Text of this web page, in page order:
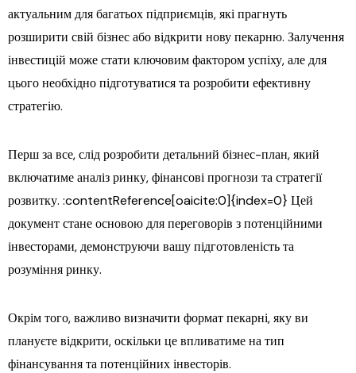
актуальним для багатьох підприємців, які прагнуть
розширити свій бізнес або відкрити нову пекарню. Залучення
інвестицій може стати ключовим фактором успіху, але для
цього необхідно підготуватися та розробити ефективну
стратегію.
Перш за все, слід розробити детальний бізнес-план, який
включатиме аналіз ринку, фінансові прогнози та стратегії
розвитку. :contentReference[oaicite:0]{index=0} Цей
документ стане основою для переговорів з потенційними
інвесторами, демонструючи вашу підготовленість та
розуміння ринку.
Окрім того, важливо визначити формат пекарні, яку ви
плануєте відкрити, оскільки це впливатиме на тип
фінансування та потенційних інвесторів.